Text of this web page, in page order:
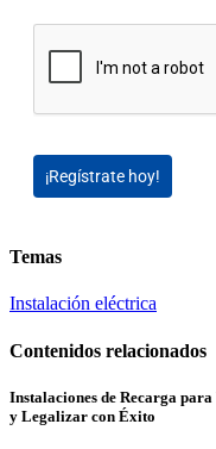
¡Regístrate hoy!
Temas
Instalación eléctrica
Contenidos relacionados
Instalaciones de Recarga
y Legalizar con Éxito